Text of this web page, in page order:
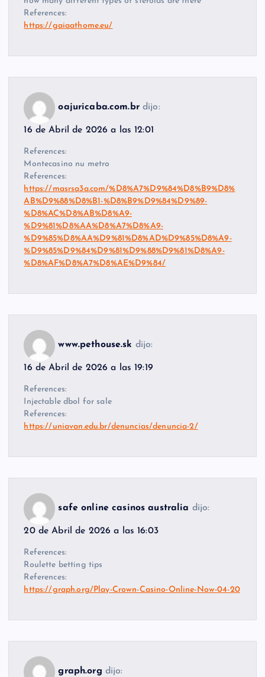
References:
https://gaiaathome.eu/
oajuricaba.com.br dijo:
16 de Abril de 2026 a las 12:01
References:
Montecasino nu metro
References:
https://masrsa3a.com/%D8%A7%D9%84%D8%B9%D8%
AB%D9%88%D8%B1-%D8%B9%D9%84%D9%89-
%D8%AC%D8%AB%D8%A9-
%D9%81%D8%AA%D8%A7%D8%A9-
%D9%85%D8%AA%D9%81%D8%AD%D9%85%D8%A9-
%D9%85%D9%84%D9%81%D9%88%D9%81%D8%A9-
%D8%AF%D8%A7%D8%AE%D9%84/
www.pethouse.sk dijo:
16 de Abril de 2026 a las 19:19
References:
Injectable dbol for sale
References:
https://uniavan.edu.br/denuncias/denuncia-2/
safe online casinos australia dijo:
20 de Abril de 2026 a las 16:03
References:
Roulette betting tips
References:
https://graph.org/Play-Crown-Casino-Online-Now-04-20
graph.org dijo: